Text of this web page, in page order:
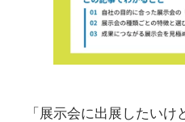
「展示会に出展したい